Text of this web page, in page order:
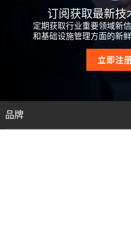
订阅获取最新技
定期获取行业重要领域新
和基础设施管理方面的新
立即注
品牌